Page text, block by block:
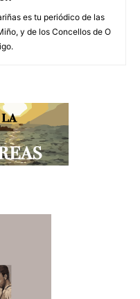
es tu periódico de las
y de los Concellos de O